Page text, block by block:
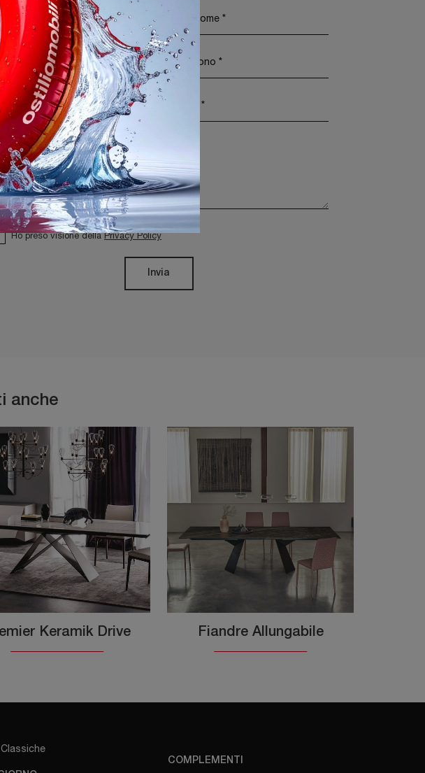
Ho preso visione dellaPrivacy Policy
Invia
anche
Keramik Drive Fiandre Allungabile
COMPLEMENTI